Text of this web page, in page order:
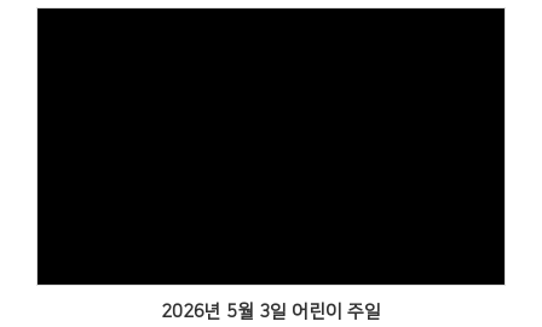
2026년 5월 3일 어린이 주일